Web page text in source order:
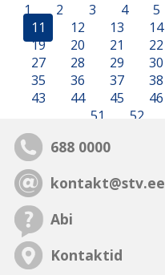
1 2 3 4 5
11
12 13 14
19
20 21 22
27
28 29 30
35
36 37 38
43
44 45 46
51
52
688 0000
kontakt@stv.ee
Abi
Kontaktid